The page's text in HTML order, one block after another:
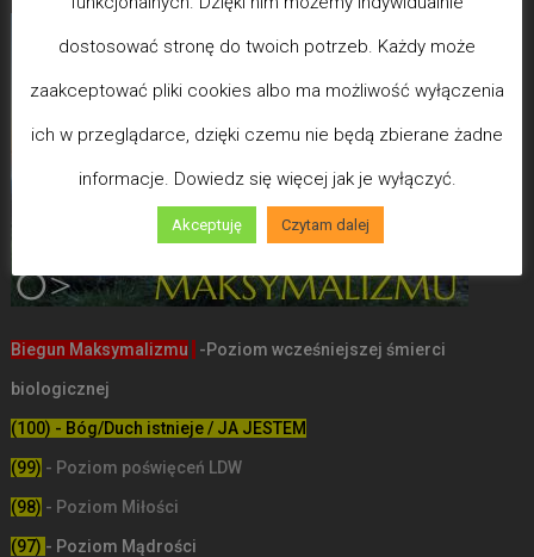
Biegun Maksymalizmu -Poziom wcześniejszej śmierci
biologicznej
(100) - Bóg/Duch istnieje / JA JESTEM
(99) - Poziom poświęceń LDW
(98) - Poziom Miłości
(97) - Poziom Mądrości
dostosować stronę do twoich potrzeb. Każdy może
zaakceptować pliki cookies albo ma możliwość wyłączenia
ich w przeglądarce, dzięki czemu nie będą zbierane żadne
informacje. Dowiedz się więcej jak je wyłączyć.
Akceptuję Czytam dalej